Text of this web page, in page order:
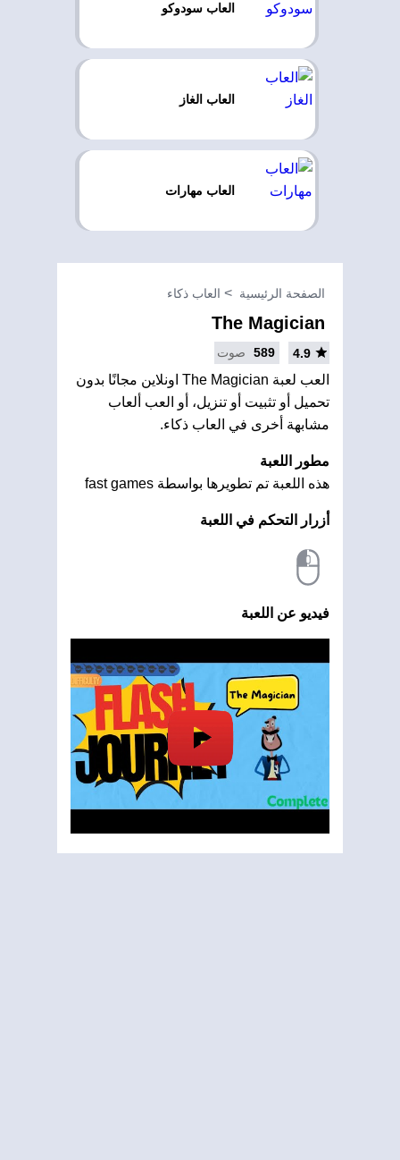
العاب سودوكو
العاب الغاز
العاب مهارات
الصفحة الرئيسية العاب ذكاء
The Magician
4.9
589 صوت
العب لعبة The Magician اونلاين مجانًا بدون
تحميل أو تثبيت أو تنزيل، أو العب ألعاب
مشابهة أخرى في العاب ذكاء.
مطور اللعبة
هذه اللعبة تم تطويرها بواسطة fast games
أزرار التحكم في اللعبة
فيديو عن اللعبة